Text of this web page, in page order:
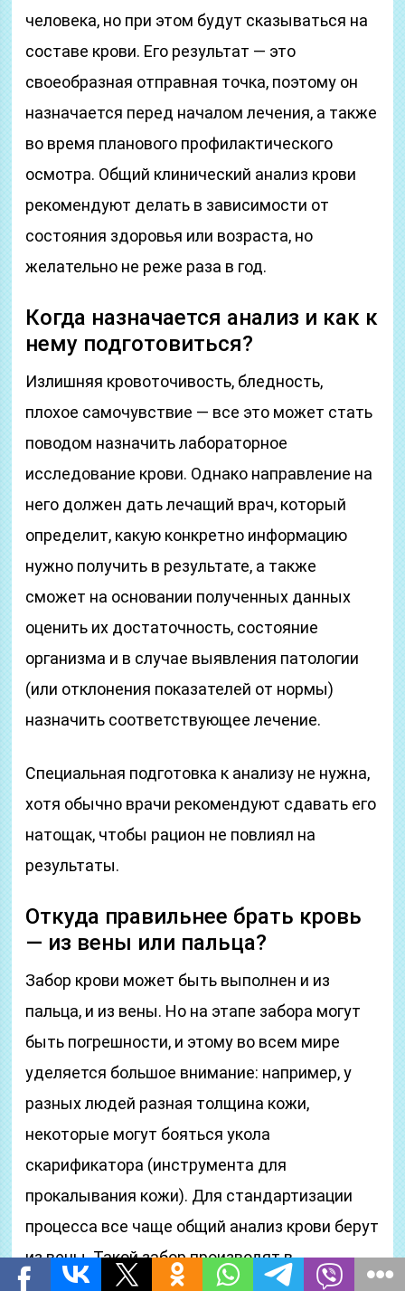
человека, но при этом будут сказываться на
составе крови. Его результат — это
своеобразная отправная точка, поэтому он
назначается перед началом лечения, а также
во время планового профилактического
осмотра. Общий клинический анализ крови
рекомендуют делать в зависимости от
состояния здоровья или возраста, но
желательно не реже раза в год.
Когда назначается анализ и как к
нему подготовиться?
Излишняя кровоточивость, бледность,
плохое самочувствие — все это может стать
поводом назначить лабораторное
исследование крови. Однако направление на
него должен дать лечащий врач, который
определит, какую конкретно информацию
нужно получить в результате, а также
сможет на основании полученных данных
оценить их достаточность, состояние
организма и в случае выявления патологии
(или отклонения показателей от нормы)
назначить соответствующее лечение.
Специальная подготовка к анализу не нужна,
хотя обычно врачи рекомендуют сдавать его
натощак, чтобы рацион не повлиял на
результаты.
Откуда правильнее брать кровь
— из вены или пальца?
Забор крови может быть выполнен и из
пальца, и из вены. Но на этапе забора могут
быть погрешности, и этому во всем мире
уделяется большое внимание: например, у
разных людей разная толщина кожи,
некоторые могут бояться укола
скарификатора (инструмента для
прокалывания кожи). Для стандартизации
процесса все чаще общий анализ крови берут
из вены. Такой забор производят в